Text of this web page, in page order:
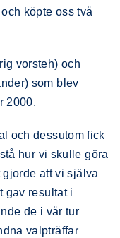
köpte oss två
vorsteh) och
som blev
2000.
och dessutom fick
hur vi skulle göra
att vi själva
gav resultat i
de i vår tur
valpträffar